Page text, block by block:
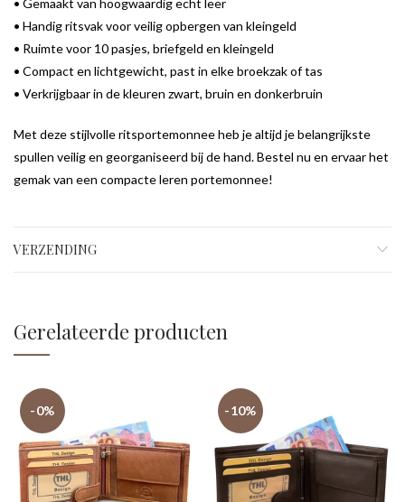
• Gemaakt van hoogwaardig echt leer
• Handig ritsvak voor veilig opbergen van kleingeld
• Ruimte voor 10 pasjes, briefgeld en kleingeld
• Compact en lichtgewicht, past in elke broekzak of tas
• Verkrijgbaar in de kleuren zwart, bruin en donkerbruin
Met deze stijlvolle ritsportemonnee heb je altijd je belangrijkste
spullen veilig en georganiseerd bij de hand. Bestel nu en ervaar het
gemak van een compacte leren portemonnee!
VERZENDING
Gerelateerde producten
-0% -10%